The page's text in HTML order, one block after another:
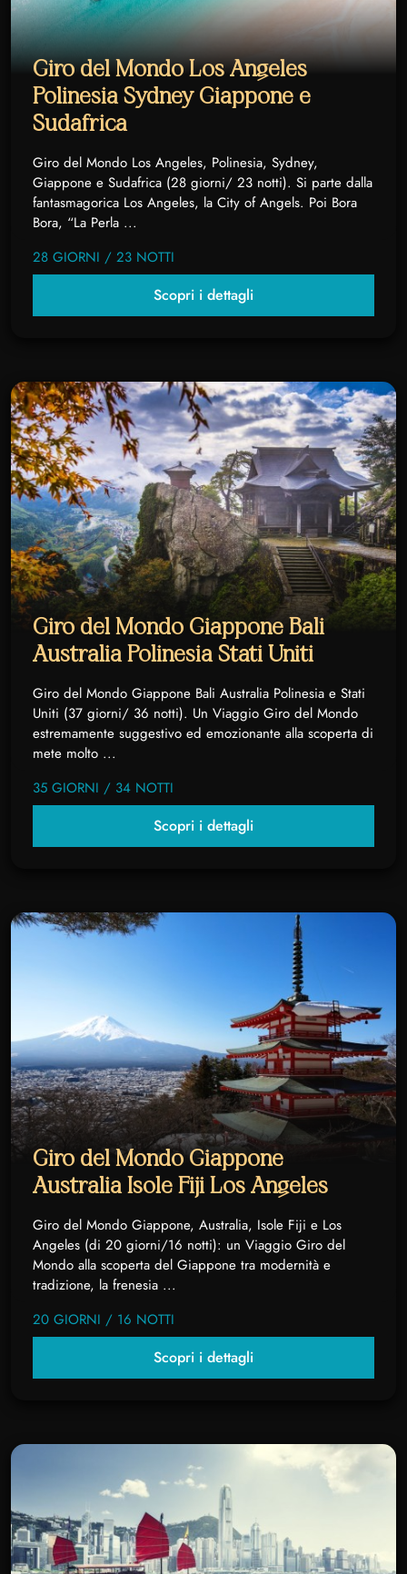
Giro del Mondo Los Angeles
Polinesia Sydney Giappone e
Sudafrica
Giro del Mondo Los Angeles, Polinesia, Sydney,
Giappone e Sudafrica (28 giorni/ 23 notti). Si parte dalla
fantasmagorica Los Angeles, la City of Angels. Poi Bora
Bora, “La Perla ...
28 GIORNI / 23 NOTTI
Scopri i dettagli
Giro del Mondo Giappone Bali
Australia Polinesia Stati Uniti
Giro del Mondo Giappone Bali Australia Polinesia e Stati
Uniti (37 giorni/ 36 notti). Un Viaggio Giro del Mondo
estremamente suggestivo ed emozionante alla scoperta di
mete molto ...
35 GIORNI / 34 NOTTI
Scopri i dettagli
Giro del Mondo Giappone
Australia Isole Fiji Los Angeles
Giro del Mondo Giappone, Australia, Isole Fiji e Los
Angeles (di 20 giorni/16 notti): un Viaggio Giro del
Mondo alla scoperta del Giappone tra modernità e
tradizione, la frenesia ...
20 GIORNI / 16 NOTTI
Scopri i dettagli